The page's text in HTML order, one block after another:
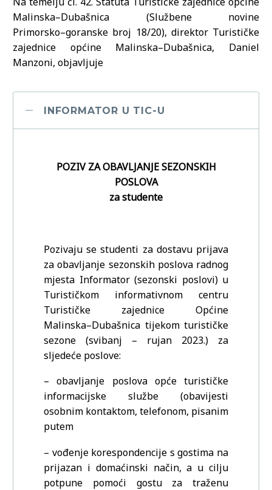
Malinska–Dubašnica (Službene novine
Primorsko–goranske broj 18/20), direktor Turističke
zajednice općine Malinska–Dubašnica, Daniel
Manzoni, objavljuje
INFORMATOR U TIC-U
POZIV ZA OBAVLJANJE SEZONSKIH
POSLOVA
za studente
Pozivaju se studenti za dostavu prijava
za obavljanje sezonskih poslova radnog
mjesta Informator (sezonski poslovi) u
Turističkom informativnom centru
Turističke zajednice Općine
Malinska–Dubašnica tijekom turističke
sezone (svibanj
–
rujan 2023.) za
sljedeće poslove:
–
obavljanje poslova opće turističke
informacijske
službe
(obavijesti
osobnim kontaktom, telefonom, pisanim
putem
– vođenje korespondencije s gostima na
prijazan i domaćinski način, a u cilju
potpune pomoći gostu za traženu